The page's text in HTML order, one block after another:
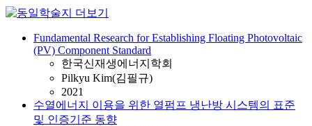
Fundamental Research for Establishing Floating Photovoltaic
(PV) Component Standard
한국신재생에너지학회
Pilkyu Kim(김필규)
2021
수열에너지 이용을 위한 열펌프 냉난방 시스템의 표준
및 인증기준 동향